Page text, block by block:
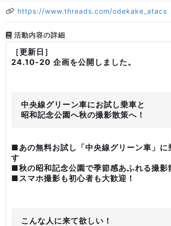
https://www.threads.com/odekake_atacs
活動内容の詳細
［更新日］
24.10-20 企画を公開しました。
中央線グリーン車にお試し乗車と
昭和記念公園へ秋の撮影散策へ！
■あの無料お試し「中央線グリーン車」に
す
■秋の昭和記念公園で季節感あふれる撮影
■スマホ撮影も初心者も大歓迎！
こんな人に来て欲しい！